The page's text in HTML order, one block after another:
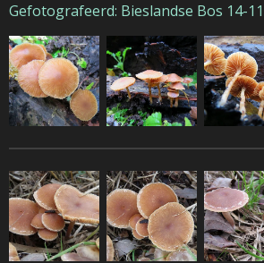
Gefotografeerd: Bieslandse Bos 14-